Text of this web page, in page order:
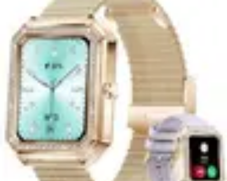
Direct Sport
Astuces et ConseilsMéthodes Équipement et Technologie
événementsOptimisation
Direct Sport